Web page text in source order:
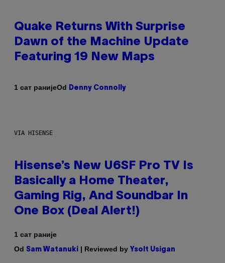
Quake Returns With Surprise
Dawn of the Machine Update
Featuring 19 New Maps
1 сат ранијеOd Denny Connolly
VIA HISENSE
Hisense’s New U6SF Pro TV Is
Basically a Home Theater,
Gaming Rig, And Soundbar In
One Box (Deal Alert!)
1 сат раније
Od Sam Watanuki | Reviewed by Ysolt Usigan